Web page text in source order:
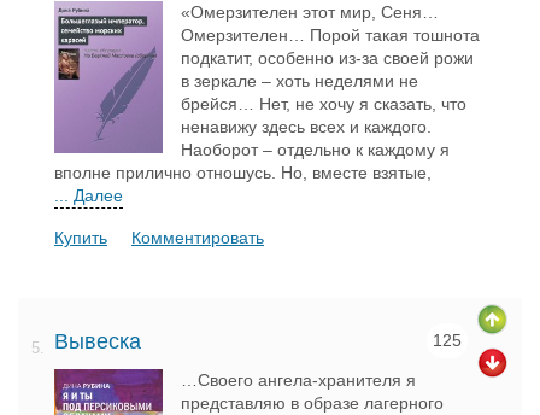
«Омерзителен этот мир, Сеня…
Омерзителен… Порой такая тошнота
подкатит, особенно из-за своей рожи
в зеркале – хоть неделями не
брейся… Нет, не хочу я сказать, что
ненавижу здесь всех и каждого.
Наоборот – отдельно к каждому я
вполне прилично отношусь. Но, вместе взятые,
... Далее
Купить Комментировать
5. Вывеска 125
…Своего ангела-хранителя я
представляю в образе лагерного